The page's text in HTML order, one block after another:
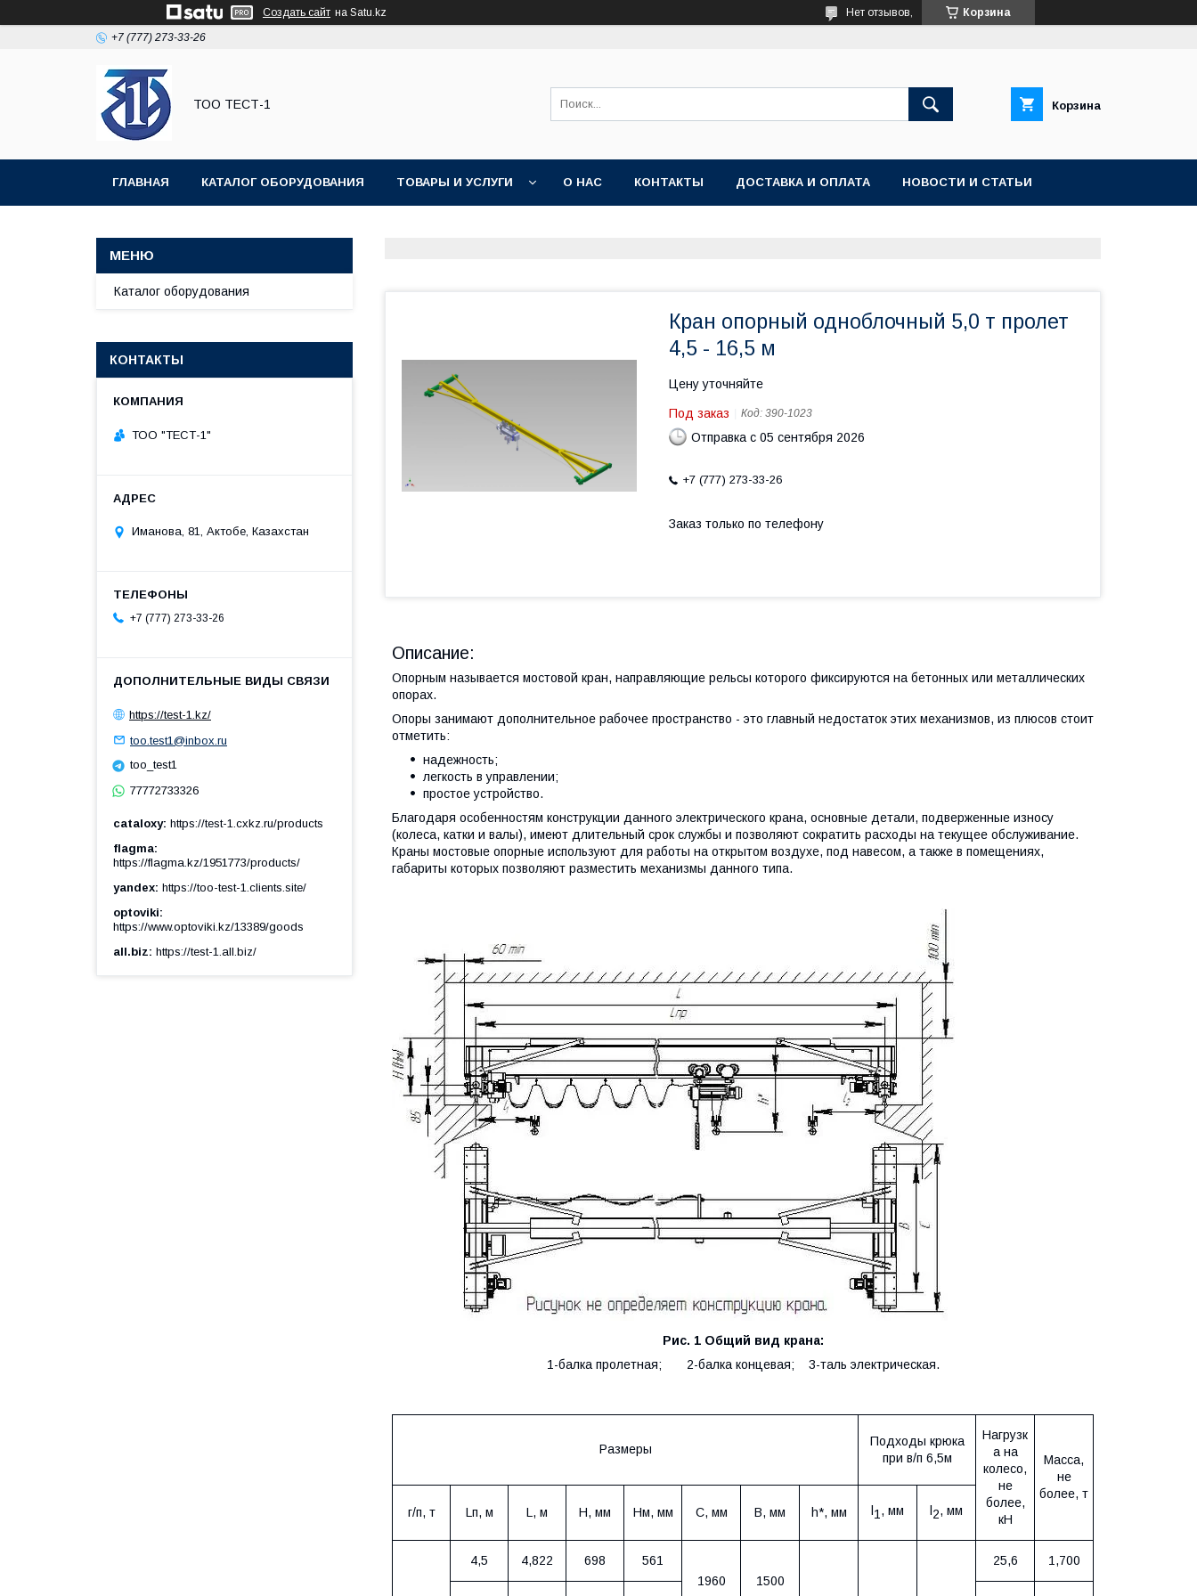
Создать сайт на Satu.kz Корзина
Нет отзывов,
+7 (777) 273-33-26
ТОО ТЕСТ-1 Корзина
ГЛАВНАЯ КАТАЛОГ ОБОРУДОВАНИЯ ТОВАРЫ И УСЛУГИ О НАС КОНТАКТЫ ДОСТАВКА И ОПЛАТА НОВОСТИ И СТАТЬИ
Кран опорный одноблочный 5,0 т пролет
4,5 - 16,5 м
Цену уточняйте
Под заказ Код: 390-1023
Отправка с 05 сентября 2026
+7 (777) 273-33-26
Заказ только по телефону
Описание:
Опорным называется мостовой кран, направляющие рельсы которого фиксируются на бетонных или металлических
опорах.
Опоры занимают дополнительное рабочее пространство - это главный недостаток этих механизмов, из плюсов стоит
отметить:
надежность;
легкость в управлении;
простое устройство.
Благодаря особенностям конструкции данного электрического крана, основные детали, подверженные износу
(колеса, катки и валы), имеют длительный срок службы и позволяют сократить расходы на текущее обслуживание.
Краны мостовые опорные используют для работы на открытом воздухе, под навесом, а также в помещениях,
габариты которых позволяют разместить механизмы данного типа.
Рис. 1 Общий вид крана:
1-балка пролетная; 2-балка концевая; 3-таль электрическая.
Размеры
Подходы крюка
при в/п 6,5м
Нагрузк
а на
колесо,
не
более,
кН
Масса,
не
более, т
г/п, т
L п, м L , м Н, мм Нм, мм С, мм В, мм h*, мм 1 , мм 2, мм
4,5 4,822 698
561
1960
1500
25,6 1,700
Каталог оборудования
КОНТАКТЫ
ТОО "ТЕСТ-1"
Иманова, 81, Актобе, Казахстан
+7 (777) 273-33-26
https://test-1.kz/
too.test1@inbox.ru
too_test1
77772733326
cataloxy https://test-1.cxkz.ru/products
flagma
https://flagma.kz/1951773/products/
yandex https://too-test-1.clients.site/
optoviki
https://www.optoviki.kz/13389/goods
all.biz https://test-1.all.biz/